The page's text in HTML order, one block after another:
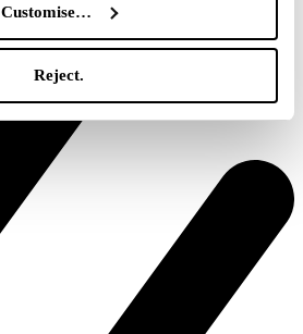
Customise…
Reject.